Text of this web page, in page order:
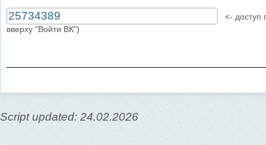
<- доступ
вверху "Войти ВК")
Script updated: 24.02.2026